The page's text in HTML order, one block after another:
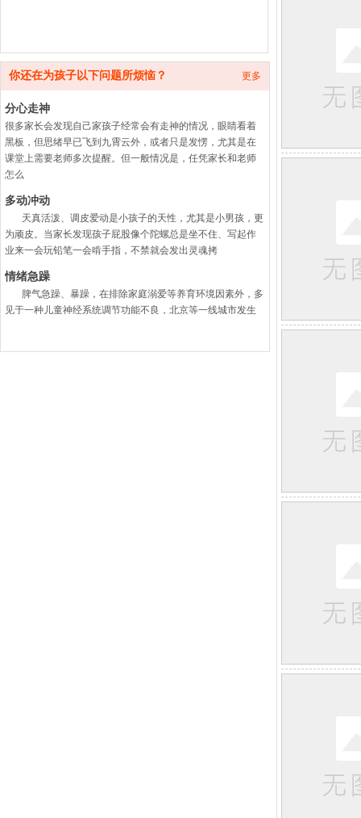
你还在为孩子以下问题所烦恼？ 更多
分心走神
很多家长会发现自己家孩子经常会有走神的情况，眼睛看着
黑板，但思绪早已飞到九霄云外，或者只是发愣，尤其是在
课堂上需要老师多次提醒。但一般情况是，任凭家长和老师
怎么
多动冲动
天真活泼、调皮爱动是小孩子的天性，尤其是小男孩，更
为顽皮。当家长发现孩子屁股像个陀螺总是坐不住、写起作
业来一会玩铅笔一会啃手指，不禁就会发出灵魂拷
情绪急躁
脾气急躁、暴躁，在排除家庭溺爱等养育环境因素外，多
见于一种儿童神经系统调节功能不良，北京等一线城市发生
自控力差